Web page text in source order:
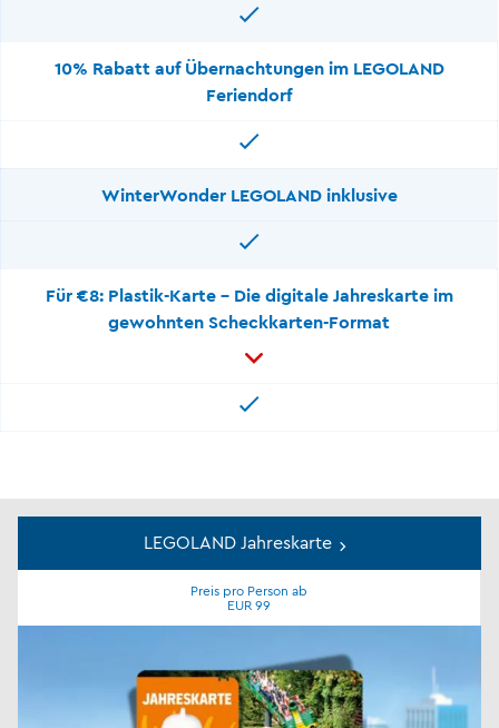
10% Rabatt auf Übernachtungen im LEGOLAND
Feriendorf
WinterWonder LEGOLAND inklusive
Für €8: Plastik-Karte - Die digitale Jahreskarte im
gewohnten Scheckkarten-Format
Jahreskarten
LEGOLAND Jahreskarte
Preis pro Person ab
EUR 99